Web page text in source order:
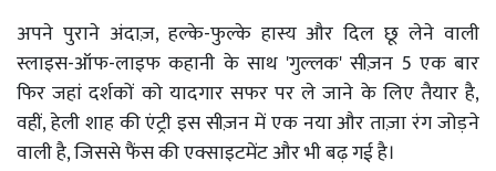
अपने पुराने अंदाज़, हल्के-फुल्के हास्य और दिल छू लेने वाली
स्लाइस-ऑफ-लाइफ कहानी के साथ 'गुल्लक' सीज़न 5 एक बार
फिर जहां दर्शकों को यादगार सफर पर ले जाने के लिए तैयार है,
वहीं, हेली शाह की एंट्री इस सीज़न में एक नया और ताज़ा रंग जोड़ने
वाली है, जिससे फैंस की एक्साइटमेंट और भी बढ़ गई है।